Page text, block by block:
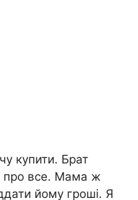
купити. Брат
про все. Мама ж
йому гроші. Я